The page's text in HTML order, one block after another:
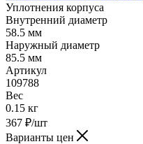
Уплотнения корпуса
Внутренний диаметр
58.5 мм
Наружный диаметр
85.5 мм
Артикул
109788
Вес
0.15 кг
367 ₽/шт
Варианты цен